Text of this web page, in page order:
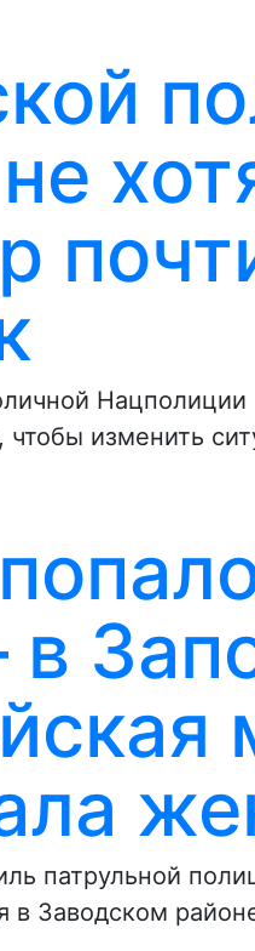
Нацполиции
чтобы изменить
в
патрульной
в Заводском